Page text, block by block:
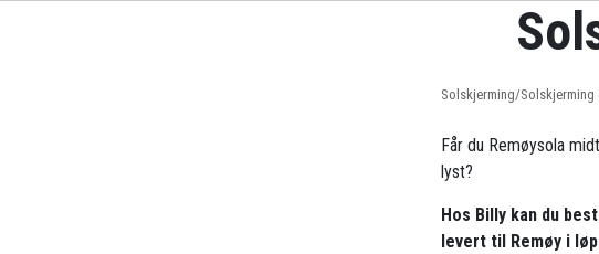
Solskjerming/Solskjerming
Får du Remøysola
lyst?
Hos Billy kan du
levert til Remøy i